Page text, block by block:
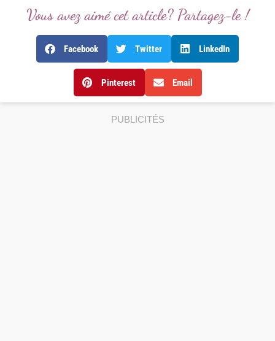
Vous avez aimé cet article? Partagez-le !
Facebook Twitter LinkedIn
Pinterest Email
PUBLICITÉS